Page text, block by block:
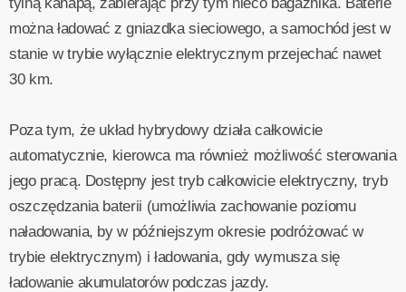
można ładować z gniazdka sieciowego, a samochód jest w
stanie w trybie wyłącznie elektrycznym przejechać nawet
30 km.
Poza tym, że układ hybrydowy działa całkowicie
automatycznie, kierowca ma również możliwość sterowania
jego pracą. Dostępny jest tryb całkowicie elektryczny, tryb
oszczędzania baterii (umożliwia zachowanie poziomu
naładowania, by w późniejszym okresie podróżować w
trybie elektrycznym) i ładowania, gdy wymusza się
ładowanie akumulatorów podczas jazdy.